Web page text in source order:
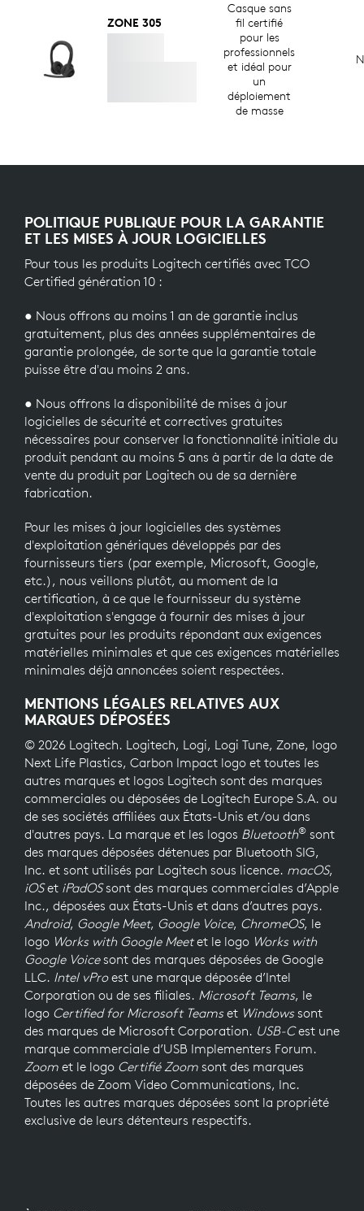
ZONE 305
Casque sans
fil certifié
pour les
professionnels
et idéal pour
un
déploiement
de masse
POLITIQUE PUBLIQUE POUR LA GARANTIE
ET LES MISES À JOUR LOGICIELLES
Pour tous les produits Logitech certifiés avec TCO
Certified génération 10 :
● Nous offrons au moins 1 an de garantie inclus
gratuitement, plus des années supplémentaires de
garantie prolongée, de sorte que la garantie totale
puisse être d'au moins 2 ans.
● Nous offrons la disponibilité de mises à jour
logicielles de sécurité et correctives gratuites
nécessaires pour conserver la fonctionnalité initiale du
produit pendant au moins 5 ans à partir de la date de
vente du produit par Logitech ou de sa dernière
fabrication.
Pour les mises à jour logicielles des systèmes
d'exploitation génériques développés par des
fournisseurs tiers (par exemple, Microsoft, Google,
etc.), nous veillons plutôt, au moment de la
certification, à ce que le fournisseur du système
d'exploitation s'engage à fournir des mises à jour
gratuites pour les produits répondant aux exigences
matérielles minimales et que ces exigences matérielles
minimales déjà annoncées soient respectées.
MENTIONS LÉGALES RELATIVES AUX
MARQUES DÉPOSÉES
© 2026 Logitech. Logitech, Logi, Logi Tune, Zone, logo
Next Life Plastics, Carbon Impact logo et toutes les
autres marques et logos Logitech sont des marques
commerciales ou déposées de Logitech Europe S.A. ou
de ses sociétés affiliées aux États-Unis et/ou dans
d'autres pays. La marque et les logos Bluetooth® sont
des marques déposées détenues par Bluetooth SIG,
Inc. et sont utilisés par Logitech sous licence. macOS,
iOSet iPadOSsont des marques commerciales d’Apple
Inc., déposées aux États-Unis et dans d’autres pays.
Android, Google Meet, Google Voice, ChromeOS, le
logo Works with Google Meetet le logo Works with
Google Voicesont des marques déposées de Google
LLC. Intel vProest une marque déposée d’Intel
Corporation ou de ses filiales. Microsoft Teams, le
logo Certified for Microsoft Teamset Windowssont
des marques de Microsoft Corporation. USB-Cest une
marque commerciale d’USB Implementers Forum.
Zoom et le logo Certifié Zoom sont des marques
déposées de Zoom Video Communications, Inc.
Toutes les autres marques déposées sont la propriété
exclusive de leurs détenteurs respectifs.